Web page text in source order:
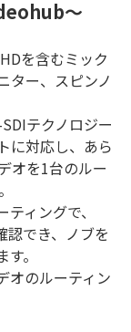
～
を含むミック
ター、スピンノ
テクノロジー
に対応し、あら
オを1台のルー
ィングで、
認でき、ノブを
。
オのルーティン